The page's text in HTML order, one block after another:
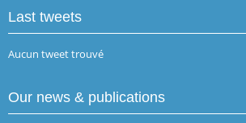
Last tweets
Aucun tweet trouvé
Our news & publications